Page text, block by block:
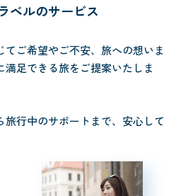
ベルのサービス
ご希望やご不安、旅への想いま
足できる旅をご提案いたしま
旅行中のサポートまで、安心して